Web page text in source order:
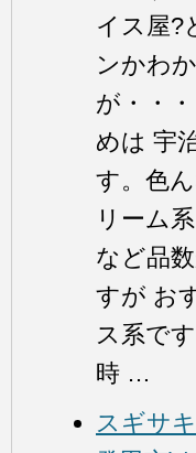
イス屋?
ンかわ
が・・
めは 宇
す。色
リーム
など品
すが お
ス系で
時 …
スギサ